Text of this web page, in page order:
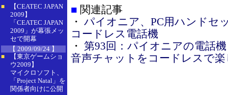
■
【CEATEC JAPAN
2009】
「CEATEC JAPAN
2009」が幕張メッ
セで開幕
【 2009/09/24 】
■
【東京ゲームショ
ウ2009】
マイクロソフト、
「Project Natal」を
関係者向けに公開
■ 関連記事
・ パイオニア、PC用ハンドセ
コードレス電話機
・ 第93回：パイオニアの電話
音声チャットをコードレスで